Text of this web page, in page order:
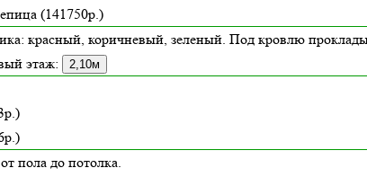
(141750р.)
красный, коричневый, зеленый. Под кровлю
этаж: 2,10м
пола до потолка.